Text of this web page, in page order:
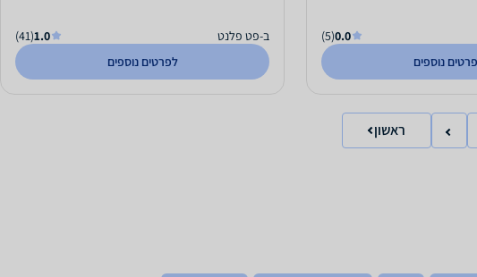
0.0
(5)
נוספים
ב-פט פלנט 1.0
(41)
לפרטים נוספים
ראשון